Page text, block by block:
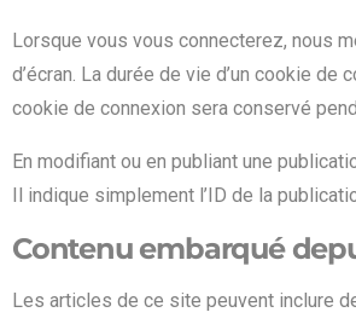
Lorsque vous vous connecterez, nous
d’écran. La durée de vie d’un cookie de
cookie de connexion sera conservé
En modifiant ou en publiant une
Il indique simplement l’ID de la
Contenu embarqué
Les articles de ce site peuvent inclure